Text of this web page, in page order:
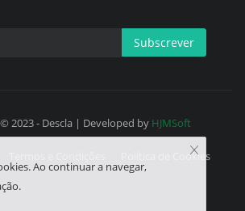
Subscrever
2023 - Descla | Developed by HJMSoft
Política de Cookies
Ao continuar a navegar,